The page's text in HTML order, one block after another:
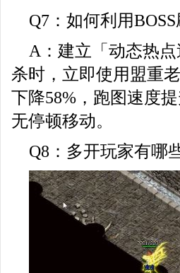
Q7：如何利用
A：建立「动态热
杀时，立即使用盟重
下降58%，跑图速度
无停顿移动。
Q8：多开玩家有哪